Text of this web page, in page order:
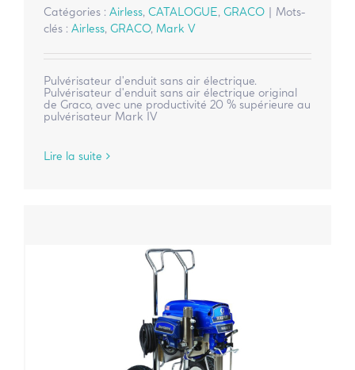
Catégories : Airless, CATALOGUE, GRACO | Mots-
clés : Airless, GRACO, Mark V
Pulvérisateur d'enduit sans air électrique.
Pulvérisateur d'enduit sans air électrique original
de Graco, avec une productivité 20 % supérieure au
pulvérisateur Mark IV
Lire la suite